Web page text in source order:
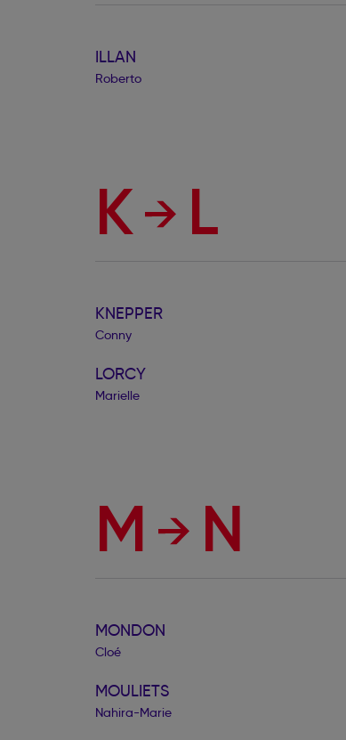
ILLAN
Roberto
K L
KNEPPER
Conny
LORCY
Marielle
M N
MONDON
Cloé
MOULIETS
Nahira-Marie